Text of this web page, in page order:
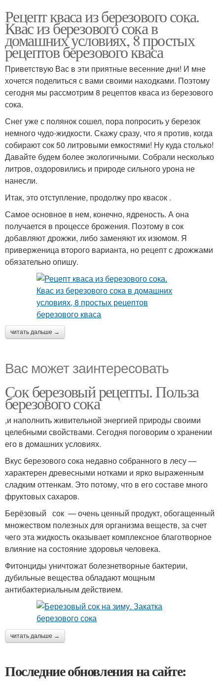
Рецепт кваса из березового сока.
Квас из березового сока в
домашних условиях, 8 простых
рецептов березового кваса
Приветствую Вас в эти приятные весенние дни! И мне
хочется поделиться с вами своими находками. Поэтому
сегодня мы рассмотрим 8 рецептов кваса из березового
сока.
Снег уже с полянок сошел, пора попросить у березок
немного чудо-жидкости. Скажу сразу, что я против, когда
собирают сок 50 литровыми емкостями! Ну куда столько!
Давайте будем более экологичными. Собрали несколько
литров, оздоровились и природе сильного урона не
нанесли.
Итак, это отступление, продолжу про квасок .
Самое основное в нем, конечно, ядреность. А она
получается в процессе брожения. Поэтому в сок
добавляют дрожжи, либо заменяют их изюмом. Я
приверженица второго варианта, но рецепт с дрожжами
обязательно опишу.
читать дальше →
Вас может заинтересовать
Сок березовый рецепты. Польза
березового сока
,и наполнить живительной энергией природы своими
целебными свойствами. Сегодня поговорим о хранении
его в домашних условиях.
Вкус березового сока недавно собранного в лесу —
характерен древесными нотками и ярко выраженным
сладким оттенкам. Это потому, что в его составе много
фруктовых сахаров.
Берёзовый сок — очень ценный продукт, обогащенный
множеством полезных для организма веществ, за счет
чего эта жидкость оказывает комплексное благотворное
влияние на состояние здоровья человека.
Фитонциды уничтожат болезнетворные бактерии,
дубильные вещества обладают мощным
антибактериальным действием.
читать дальше →
Последние обновления на сайте: